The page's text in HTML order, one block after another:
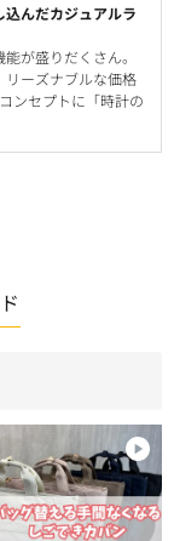
んだカジュアルラ
が盛りだくさん。
ーズナブルな価格
ンセプトに「時計の